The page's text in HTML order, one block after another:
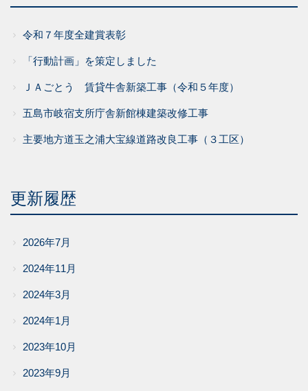
令和７年度全建賞表彰
「行動計画」を策定しました
ＪＡごとう 賃貸牛舎新築工事（令和５年度）
五島市岐宿支所庁舎新館棟建築改修工事
主要地方道玉之浦大宝線道路改良工事（３工区）
更新履歴
2026年7月
2024年11月
2024年3月
2024年1月
2023年10月
2023年9月